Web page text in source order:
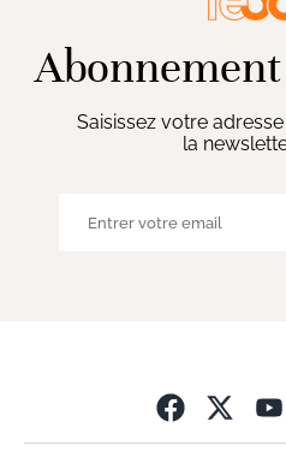
Saisissez votre
la